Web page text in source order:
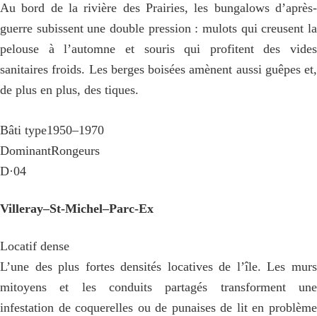
Au bord de la rivière des Prairies, les bungalows d’après-
guerre subissent une double pression : mulots qui creusent la
pelouse à l’automne et souris qui profitent des vides
sanitaires froids. Les berges boisées amènent aussi guêpes et,
de plus en plus, des tiques.
Bâti type1950–1970
DominantRongeurs
D·04
Villeray–St-Michel–Parc-Ex
Locatif dense
L’une des plus fortes densités locatives de l’île. Les murs
mitoyens et les conduits partagés transforment une
infestation de coquerelles ou de punaises de lit en problème